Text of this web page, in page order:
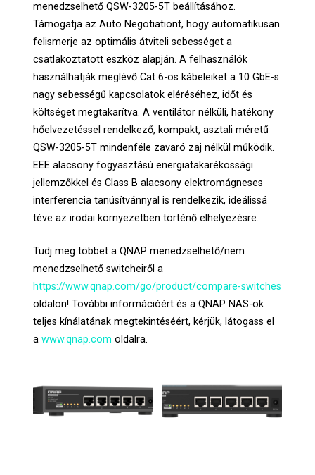
menedzselhető QSW-3205-5T beállításához.
Támogatja az Auto Negotiationt, hogy automatikusan
felismerje az optimális átviteli sebességet a
csatlakoztatott eszköz alapján. A felhasználók
használhatják meglévő Cat 6-os kábeleiket a 10 GbE-s
nagy sebességű kapcsolatok eléréséhez, időt és
költséget megtakarítva. A ventilátor nélküli, hatékony
hőelvezetéssel rendelkező, kompakt, asztali méretű
QSW-3205-5T mindenféle zavaró zaj nélkül működik.
EEE alacsony fogyasztású energiatakarékossági
jellemzőkkel és Class B alacsony elektromágneses
interferencia tanúsítvánnyal is rendelkezik, ideálissá
téve az irodai környezetben történő elhelyezésre.
Tudj meg többet a QNAP menedzselhető/nem
menedzselhető switcheiről a
https://www.qnap.com/go/product/compare-switches
oldalon! További információért és a QNAP NAS-ok
teljes kínálatának megtekintéséért, kérjük, látogass el
awww.qnap.com oldalra.